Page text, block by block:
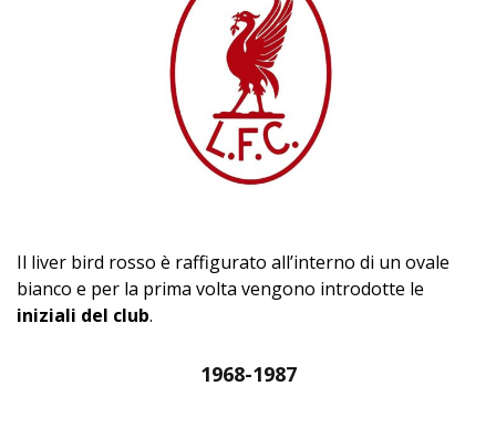
Il liver bird rosso è raffigurato all’interno di un ovale
bianco e per la prima volta vengono introdotte le
iniziali del club.
1968-1987